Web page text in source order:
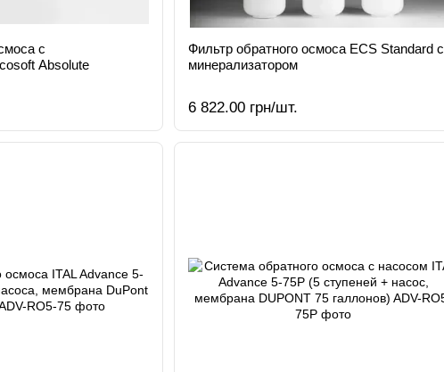
с
Absolute
Фильтр обратного осмоса ECS Standard с
минерализатором
6 822.00 грн/шт.